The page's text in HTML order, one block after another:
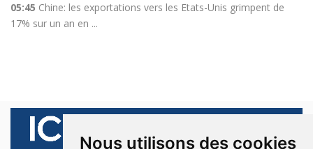
Nous utilisons des cookies
05:45 Chine: les exportations vers les Etats-Unis grimpent de
17% sur un an en ...